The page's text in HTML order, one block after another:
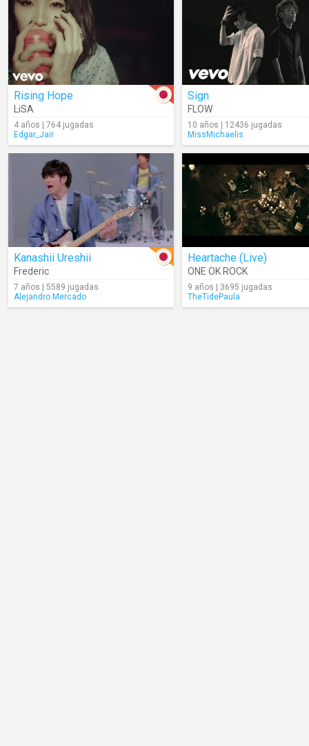
Rising Hope
LiSA
4 años | 764 jugadas
Edgar_Jair
Sign
FLOW
10 años | 12436 jugadas
MissMichaelis
Kanashii Ureshii
Frederic
7 años | 5589 jugadas
Alejandro.Mercado
Heartache (Live)
ONE OK ROCK
9 años | 3695 jugadas
TheTidePaula